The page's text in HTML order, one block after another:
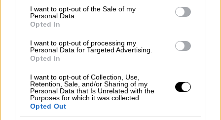
consent section.
I want to opt-out of the Sale of my
Personal Data.
Opted In
I want to opt-out of processing my
Personal Data for Targeted Advertising.
Opted In
I want to opt-out of Collection, Use,
Retention, Sale, and/or Sharing of my
Personal Data that Is Unrelated with the
Purposes for which it was collected.
Opted Out
Belgium Brussels Place Luxemburg 1700
Romania Bucharest Piata Universitatii 1430
Hungary Budapest Ελληνική Πρεσβεία
(Szegfu u. 3) 1063 1800
Argentina Buenos Aires Plaza de Mayo 1800